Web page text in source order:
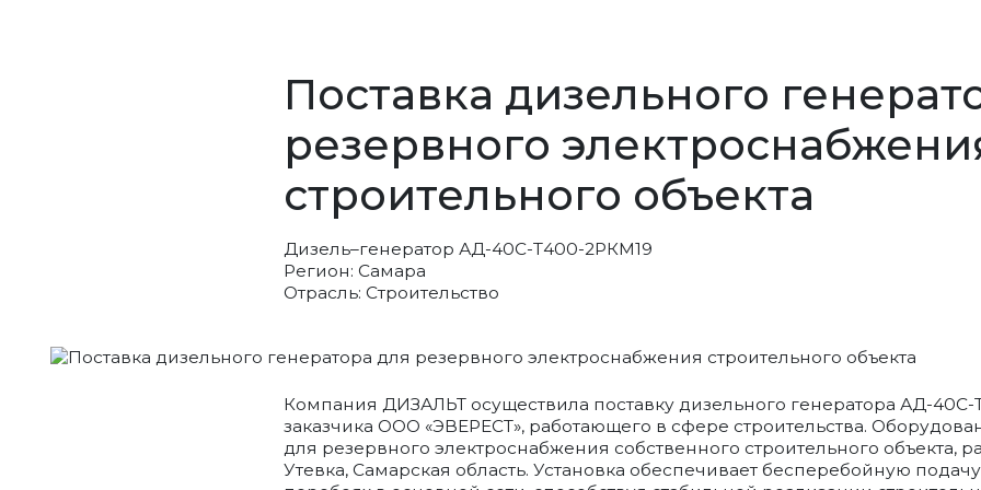
Поставка дизельного
резервного
строительного объекта
Дизель–генератор АД-40С-Т400-2РКМ19
Регион: Самара
Отрасль: Строительство
Компания ДИЗАЛЬТ осуществила поставку дизельного генератора АД-
заказчика ООО «ЭВЕРЕСТ», работающего в сфере строительства.
для резервного электроснабжения собственного строительного объекта,
Утевка, Самарская область. Установка обеспечивает бесперебойную